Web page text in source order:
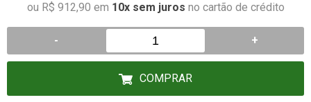
ou R$ 912,90 em 10x sem juros no cartão de crédito
- +
COMPRAR